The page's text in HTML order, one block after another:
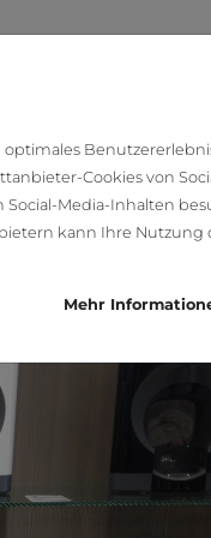
Cookies von
Media-Inhalten
kann Ihre Nutzung
Mehr